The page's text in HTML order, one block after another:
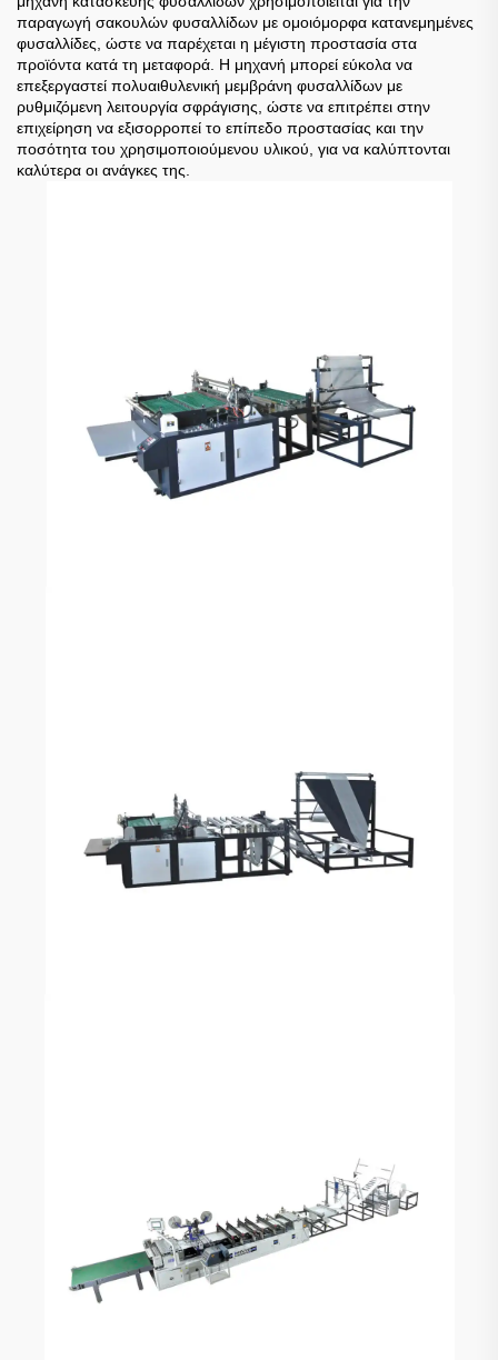
παραγωγή σακουλών φυσαλλίδων με ομοιόμορφα κατανεμημένες
φυσαλλίδες, ώστε να παρέχεται η μέγιστη προστασία στα
προϊόντα κατά τη μεταφορά. Η μηχανή μπορεί εύκολα να
επεξεργαστεί πολυαιθυλενική μεμβράνη φυσαλλίδων με
ρυθμιζόμενη λειτουργία σφράγισης, ώστε να επιτρέπει στην
επιχείρηση να εξισορροπεί το επίπεδο προστασίας και την
ποσότητα του χρησιμοποιούμενου υλικού, για να καλύπτονται
καλύτερα οι ανάγκες της.